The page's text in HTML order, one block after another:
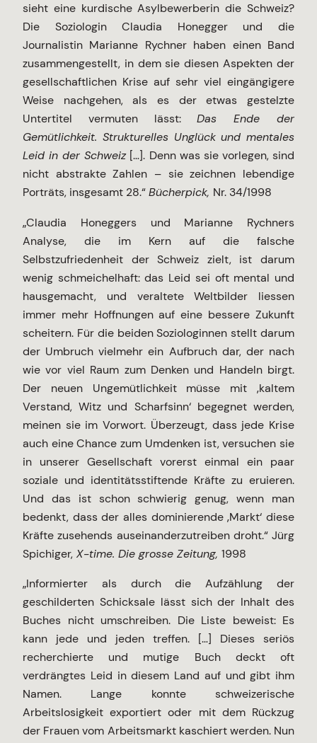
sieht eine kurdische Asylbewerberin die Schweiz?
Die Soziologin Claudia Honegger und die
Journalistin Marianne Rychner haben einen Band
zusammengestellt, in dem sie diesen Aspekten der
gesellschaftlichen Krise auf sehr viel eingängigere
Weise nachgehen, als es der etwas gestelzte
Untertitel vermuten lässt:Das Ende der
Gemütlichkeit. Strukturelles Unglück und mentales
Leid in der Schweiz[…]. Denn was sie vorlegen, sind
nicht abstrakte Zahlen – sie zeichnen lebendige
Porträts, insgesamt 28.“Bücherpick, Nr. 34/1998
„Claudia Honeggers und Marianne Rychners
Analyse, die im Kern auf die falsche
Selbstzufriedenheit der Schweiz zielt, ist darum
wenig schmeichelhaft: das Leid sei oft mental und
hausgemacht, und veraltete Weltbilder liessen
immer mehr Hoffnungen auf eine bessere Zukunft
scheitern. Für die beiden Soziologinnen stellt darum
der Umbruch vielmehr ein Aufbruch dar, der nach
wie vor viel Raum zum Denken und Handeln birgt.
Der neuen Ungemütlichkeit müsse mit ‚kaltem
Verstand, Witz und Scharfsinn‘ begegnet werden,
meinen sie im Vorwort. Überzeugt, dass jede Krise
auch eine Chance zum Umdenken ist, versuchen sie
in unserer Gesellschaft vorerst einmal ein paar
soziale und identitätsstiftende Kräfte zu eruieren.
Und das ist schon schwierig genug, wenn man
bedenkt, dass der alles dominierende ‚Markt‘ diese
Kräfte zusehends auseinanderzutreiben droht.“ Jürg
Spichiger, X-time. Die grosse Zeitung, 1998
„Informierter als durch die Aufzählung der
geschilderten Schicksale lässt sich der Inhalt des
Buches nicht umschreiben. Die Liste beweist: Es
kann jede und jeden treffen. […] Dieses seriös
recherchierte und mutige Buch deckt oft
verdrängtes Leid in diesem Land auf und gibt ihm
Namen. Lange konnte schweizerische
Arbeitslosigkeit exportiert oder mit dem Rückzug
der Frauen vom Arbeitsmarkt kaschiert werden. Nun